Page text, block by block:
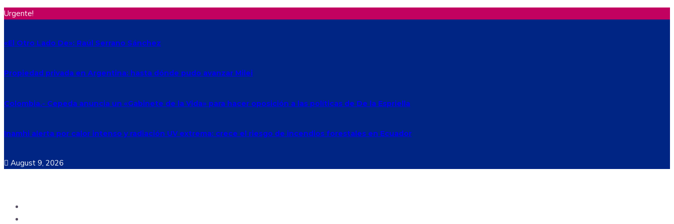
Urgente!
«El Otro Lado De»: Raúl Serrano Sánchez
Propiedad privada en Argentina: hasta dónde pudo avanzar Milei
Colombia.- Cepeda anuncia un «Gabinete de la Vida» para hacer oposición a las políticas de De la Espriella
Inamhi alerta por calor intenso y radiación UV extrema: crece el riesgo de incendios forestales en Ecuador
August 9, 2026